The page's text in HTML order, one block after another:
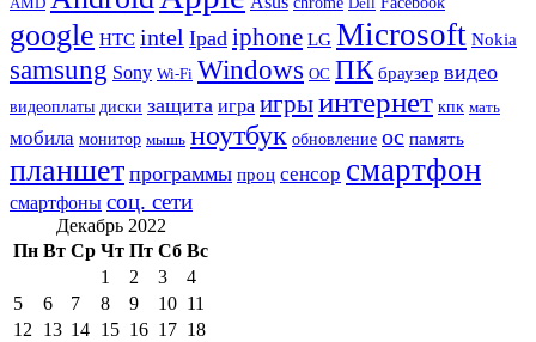
google HTC intel Ipad iphone LG Microsoft Nokia
samsung Sony Wi-Fi Windows ОС ПК браузер видео
видеоплаты диски защита игра игрыинтернет кпк мать
мобила монитор мышь ноутбук обновление ос память
планшет программы проц сенсор смартфон
смартфоны соц. сети
Декабрь 2022
Пн Вт Ср Чт Пт Сб Вс
1
2 3
4
5
6 7 8 9 10 11
12
13 14 15 16 17 18